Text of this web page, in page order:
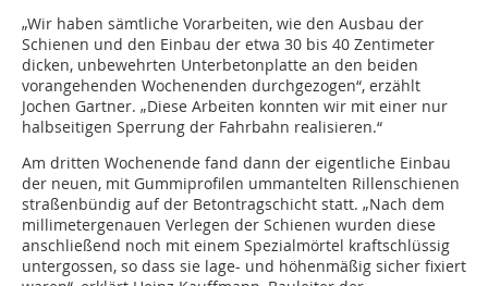
„Wir haben sämtliche Vorarbeiten, wie den Ausbau der
Schienen und den Einbau der etwa 30 bis 40 Zentimeter
dicken, unbewehrten Unterbetonplatte an den beiden
vorangehenden Wochenenden durchgezogen“, erzählt
Jochen Gartner. „Diese Arbeiten konnten wir mit einer nur
halbseitigen Sperrung der Fahrbahn realisieren.“
Am dritten Wochenende fand dann der eigentliche Einbau
der neuen, mit Gummiprofilen ummantelten Rillenschienen
straßenbündig auf der Betontragschicht statt. „Nach dem
millimetergenauen Verlegen der Schienen wurden diese
anschließend noch mit einem Spezialmörtel kraftschlüssig
untergossen, so dass sie lage- und höhenmäßig sicher fixiert